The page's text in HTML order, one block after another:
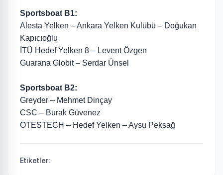
Sportsboat B1:
Alesta Yelken – Ankara Yelken Kulübü – Doğukan
Kapıcıoğlu
İTÜ Hedef Yelken 8 – Levent Özgen
Guarana Globit – Serdar Ünsel
Sportsboat B2:
Greyder – Mehmet Dinçay
CSC – Burak Güvenez
OTESTECH – Hedef Yelken – Aysu Peksağ
Etiketler: